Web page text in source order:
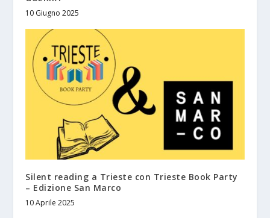
10 Giugno 2025
Silent reading a Trieste con Trieste Book Party
– Edizione San Marco
10 Aprile 2025